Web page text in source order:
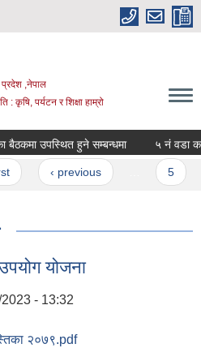
प्रदेश ,नेपाल
: कृषि, पर्यटन र शिक्षा हाम्रो
कार्यपालिका बैठकमा उपस्थित हुने सम्बन्धमा ५ नं वडा
‹ previous
योजना
- 13:32
२०७९.pdf